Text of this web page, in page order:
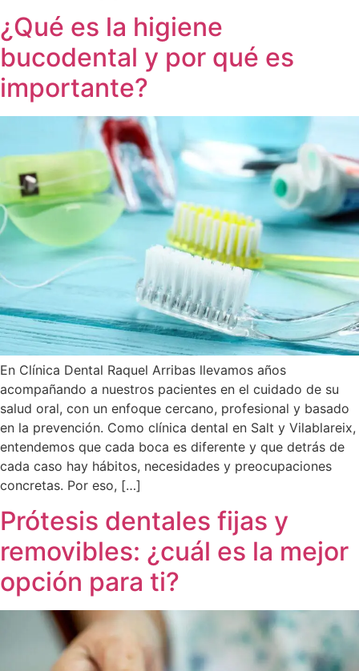
¿Qué es la higiene
bucodental y por qué es
importante?
En Clínica Dental Raquel Arribas llevamos años
acompañando a nuestros pacientes en el cuidado de su
salud oral, con un enfoque cercano, profesional y basado
en la prevención. Como clínica dental en Salt y Vilablareix,
entendemos que cada boca es diferente y que detrás de
cada caso hay hábitos, necesidades y preocupaciones
concretas. Por eso, […]
Prótesis dentales fijas y
removibles: ¿cuál es la mejor
opción para ti?